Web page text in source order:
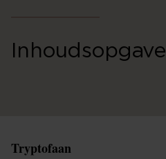
Inhoudsopgave
Tryptofaan